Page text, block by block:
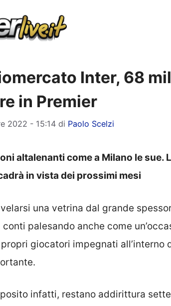
Inter, 68
in Premier
2022 - 15:14 di Paolo Scelzi
altalenanti come a Milano le sue.
in vista dei prossimi mesi
una vetrina dal grande
palesando anche come
giocatori impegnati all’interno
infatti, restano addirittura